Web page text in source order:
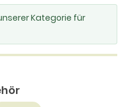
Kategorie für